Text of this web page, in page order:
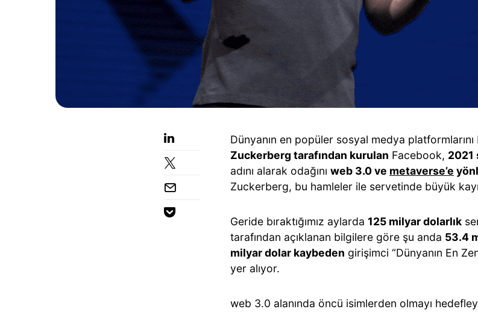
Dünyanın en popüler sosyal medya
Zuckerberg tarafından kurulan Facebook, 2021
adını alarak odağını web 3.0 ve metaverse’e
Zuckerberg, bu hamleler ile servetinde büyük
Geride bıraktığımız aylarda 125 milyar dolarlık
tarafından açıklanan bilgilere göre şu anda 53.4
milyar dolar kaybeden girişimci “Dünyanın En
yer alıyor.
web 3.0 alanında öncü isimlerden olmayı